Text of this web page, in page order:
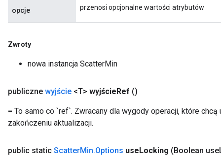
opcje przenosi opcjonalne wartości atrybutów
Zwroty
nowa instancja ScatterMin
publiczne wyjście <T> wyjście Ref ()
= To samo co `ref`. Zwracany dla wygody operacji, które
zakończeniu aktualizacji.
public static ScatterMin.Options use Locking (Boolean use